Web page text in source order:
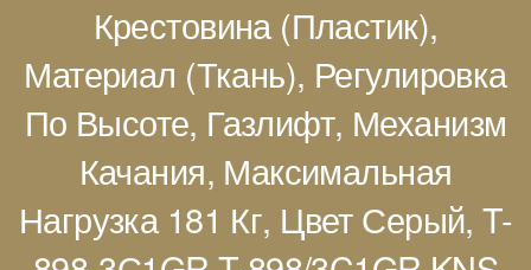
Крестовина (пластик),
Материал (ткань), Регулировка
По Высоте, Газлифт, Механизм
Качания, Максимальная
Нагрузка 181 Кг, Цвет Серый, T-